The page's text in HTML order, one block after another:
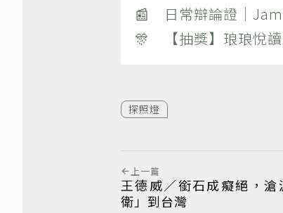
📰 日常辯論證｜
🎊 【抽獎】琅琅悅讀
探照燈
上一篇
王德威／銜石成癡絕，
衛」到台灣